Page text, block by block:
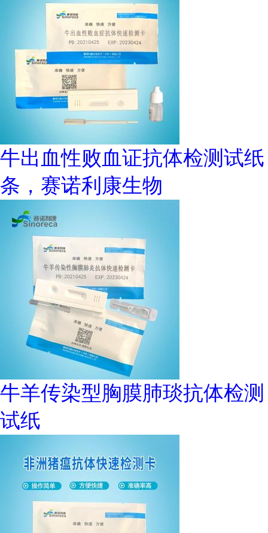
牛出血性败血证抗体检测试纸
条，赛诺利康生物
牛羊传染型胸膜肺琰抗体检测
试纸